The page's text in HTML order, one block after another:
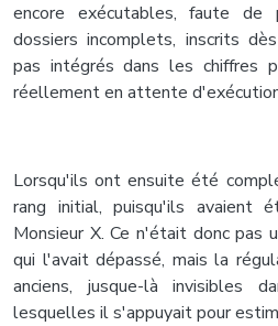
encore exécutables, faute de
dossiers incomplets, inscrits
pas intégrés dans les chiffres
réellement en attente
Lorsqu'ils ont ensuite été
rang initial, puisqu'ils avaient
Monsieur X. Ce n'était donc pas
qui l'avait dépassé, mais la
anciens, jusque-là invisibles
lesquelles il s'appuyait pour